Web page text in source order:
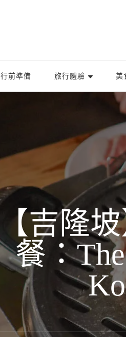
行前準備 旅行體驗 美
【吉隆
餐：